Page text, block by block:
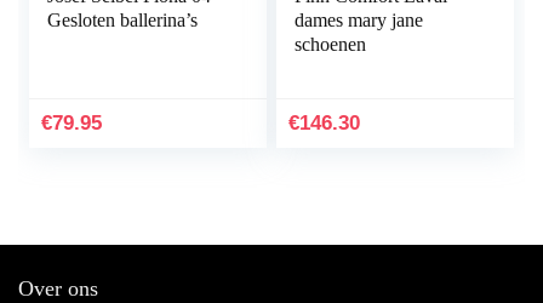
Gesloten ballerina’s
€79.95
dames mary jane
schoenen
€146.30
Over ons